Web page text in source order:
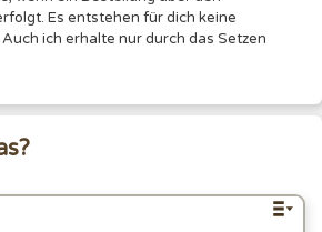
Es entstehen für dich keine
ich erhalte nur durch das Setzen